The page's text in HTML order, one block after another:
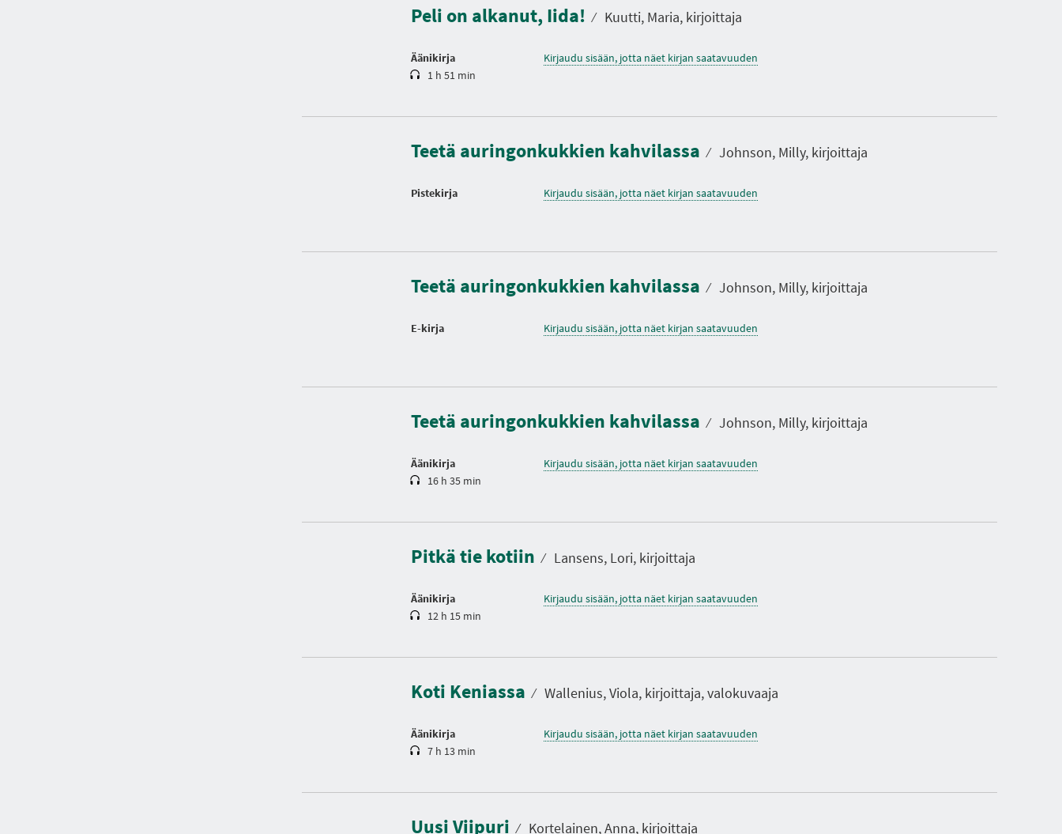
Peli on alkanut, Iida! ⁄ Kuutti, Maria, kirjoittaja
Äänikirja
o
1 h 51 min
Kirjaudu sisään, jotta näet kirjan saatavuuden
Teetä auringonkukkien kahvilassa ⁄ Johnson, Milly, kirjoittaja
Pistekirja Kirjaudu sisään, jotta näet kirjan saatavuuden
Teetä auringonkukkien kahvilassa ⁄ Johnson, Milly, kirjoittaja
E-kirja Kirjaudu sisään, jotta näet kirjan saatavuuden
Teetä auringonkukkien kahvilassa ⁄ Johnson, Milly, kirjoittaja
Äänikirja
s
o
16 h 35 min
Kirjaudu sisään, jotta näet kirjan saatavuuden
Pitkä tie kotiin ⁄ Lansens, Lori, kirjoittaja
Äänikirja
s
o
12 h 15 min
Kirjaudu sisään, jotta näet kirjan saatavuuden
Koti Keniassa ⁄ Wallenius, Viola, kirjoittaja, valokuvaaja
Äänikirja
s
o
7 h 13 min
Kirjaudu sisään, jotta näet kirjan saatavuuden
Uusi Viipuri ⁄ Kortelainen, Anna, kirjoittaja
s
o